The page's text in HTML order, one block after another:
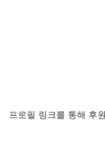
프로필 링크를 통해 후